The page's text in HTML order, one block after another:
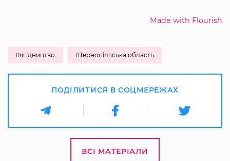
Made with Flourish
#ягідництво #Тернопільська область
ПОДІЛИТИСЯ В СОЦМЕРЕЖАХ
ВСІ МАТЕРІАЛИ